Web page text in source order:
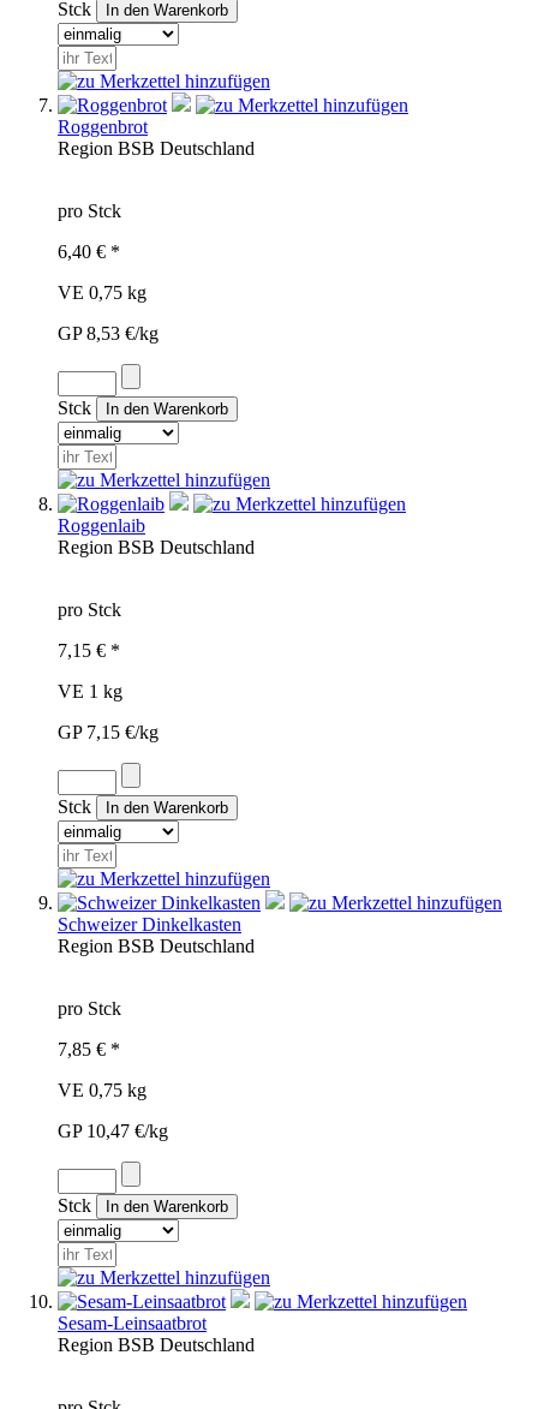
Stck
Roggenbrot
Region BSB Deutschland
pro Stck
6,40 € *
VE 0,75 kg
GP 8,53 €/kg
Stck
Roggenlaib
Region BSB Deutschland
pro Stck
7,15 € *
VE 1 kg
GP 7,15 €/kg
Stck
Schweizer Dinkelkasten
Region BSB Deutschland
pro Stck
7,85 € *
VE 0,75 kg
GP 10,47 €/kg
Stck
Sesam-Leinsaatbrot
Region BSB Deutschland